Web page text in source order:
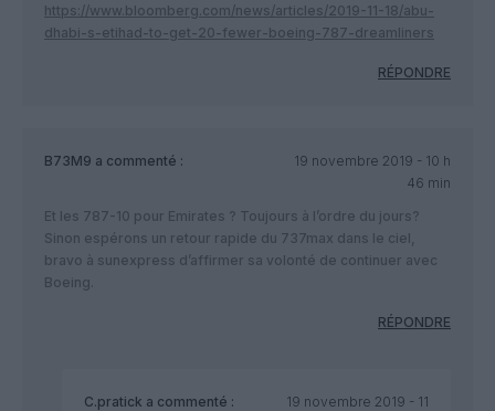
https://www.bloomberg.com/news/articles/2019-11-18/abu-
dhabi-s-etihad-to-get-20-fewer-boeing-787-dreamliners
RÉPONDRE
B73M9 a commenté :
19 novembre 2019 - 10 h
46 min
Et les 787-10 pour Emirates ? Toujours à l’ordre du jours?
Sinon espérons un retour rapide du 737max dans le ciel,
bravo à sunexpress d’affirmer sa volonté de continuer avec
Boeing.
RÉPONDRE
C.pratick a commenté :
19 novembre 2019 - 11